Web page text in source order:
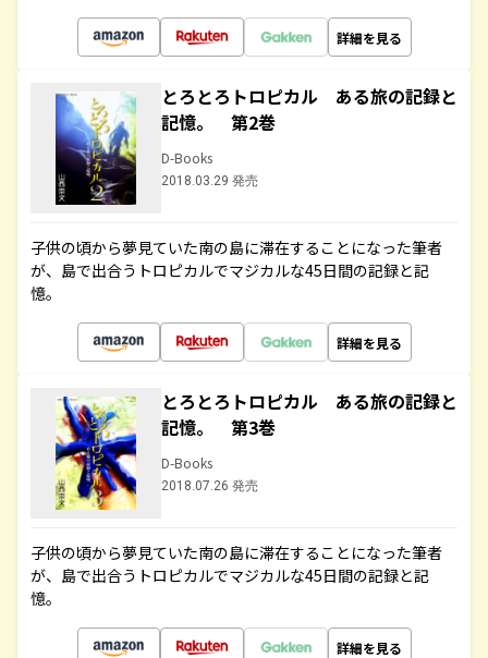
詳細を見る
とろとろトロピカル ある旅の記録と
記憶。 第2巻
D-Books
2018.03.29 発売
子供の頃から夢見ていた南の島に滞在することになった筆者
が、島で出合うトロピカルでマジカルな45日間の記録と記
憶。
詳細を見る
とろとろトロピカル ある旅の記録と
記憶。 第3巻
D-Books
2018.07.26 発売
子供の頃から夢見ていた南の島に滞在することになった筆者
が、島で出合うトロピカルでマジカルな45日間の記録と記
憶。
詳細を見る